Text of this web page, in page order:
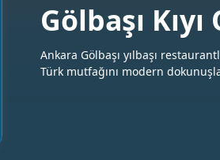
Gölbaşı
Ankara Gölbaşı yılbaşı
Türk mutfağını modern